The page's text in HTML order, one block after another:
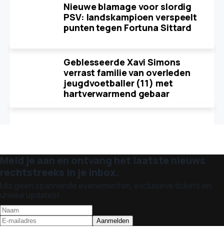
Nieuwe blamage voor slordig
PSV: landskampioen verspeelt
punten tegen Fortuna Sittard
Geblesseerde Xavi Simons
verrast familie van overleden
jeugdvoetballer (11) met
hartverwarmend gebaar
Meld je aan en ontvang het laatste nieuws
rechtstreeks in je inbox.
Mis geen spannende evenementen, exclusieve tickets en
unieke updates!